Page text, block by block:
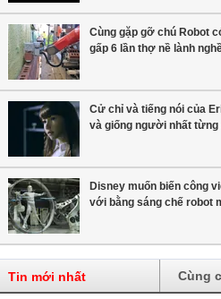
Cùng gặp gỡ chú Robot
gấp 6 lần thợ nề lành
Cử chỉ và tiếng nói của
và giống người nhất
Disney muốn biến công
với bằng sáng chế robot
Tin mới nhất Cùng